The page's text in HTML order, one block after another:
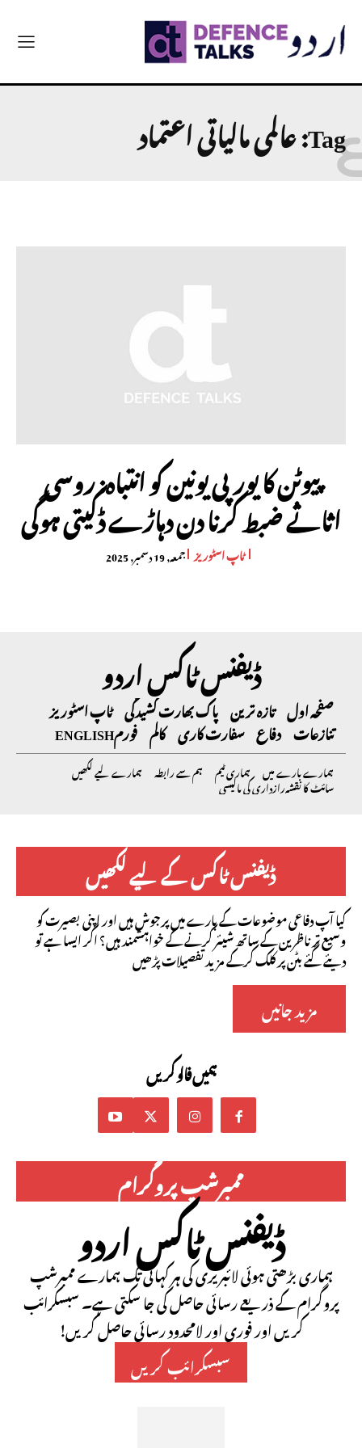
Tag:عالمی مالیاتی اعتماد
پیوٹن کا یورپی یونین کو انتباہ: روسی
اثاثے ضبط کرنا دن دہاڑے ڈکیتی ہوگی
ٹاپ اسٹوریز جمعہ, 19 دسمبر, 2025
ڈیفنس ٹاکس اردو
صفحہ اول تازہ ترین پاک بھارت کشیدگی ٹاپ اسٹوریز
تنازعات دفاع سفارت کاری کالم فورمENGLISH
ہمارے بارے میں ہماری ٹیم ہم سے رابطہ ہمارے لیے لکھیں
سائٹ کا نقشہرازداری کی پالیسی
ڈیفنس ٹاکس کے لیے لکھیں
کیا آپ دفاعی موضوعات کے بارے میں پرجوش ہیں اور اپنی بصیرت کو
وسیع تر ناظرین کے ساتھ شیئر کرنے کے خواہشمند ہیں؟ اگر ایسا ہے تو
دیئے گئے بٹن پر کلک کرکے مزید تفصیلات پڑھیں
مزید جانیں
ہمیں فالو کریں
ممبرشپ پروگرام
ڈیفنس ٹاکس اردو
ہماری بڑھتی ہوئی لائبریری کی ہر کہانی تک ہمارے ممبرشپ
پروگرام کے ذریعے رسائی حاصل کی جا سکتی ہے۔ سبسکرائب
کریں اور فوری اور لامحدود رسائی حاصل کریں!
سبسکرائب کریں